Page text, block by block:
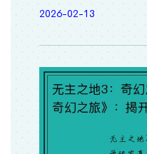
2026-02-13